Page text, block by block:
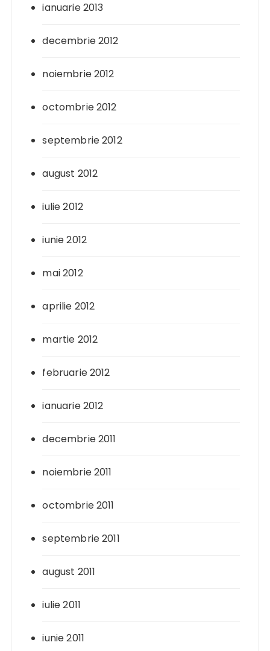
ianuarie 2013
decembrie 2012
noiembrie 2012
octombrie 2012
septembrie 2012
august 2012
iulie 2012
iunie 2012
mai 2012
aprilie 2012
martie 2012
februarie 2012
ianuarie 2012
decembrie 2011
noiembrie 2011
octombrie 2011
septembrie 2011
august 2011
iulie 2011
iunie 2011